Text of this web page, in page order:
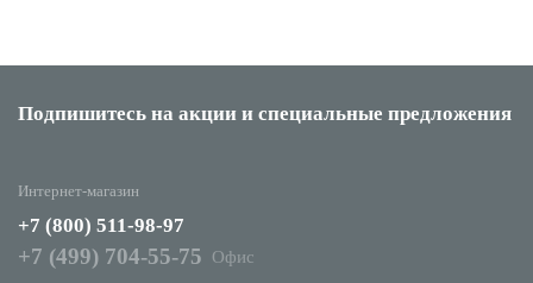
Подпишитесь на акции и специальные предложения
Интернет-магазин
+7 (800) 511-98-97
+7 (499) 704-55-75
Офис